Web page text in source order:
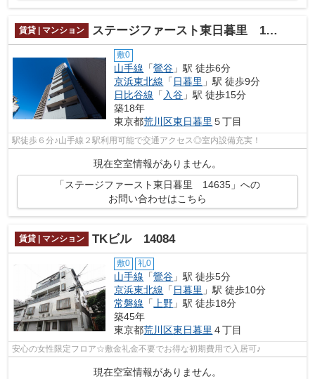
賃貸 | マンション ステージファースト東日暮里 14635
敷0
山手線 「鶯谷 」駅 徒歩6分
京浜東北線 「 日暮里 」駅 徒歩9分
日比谷線 「 入谷 」駅 徒歩15分
築18年
東京都荒川区東日暮里 ５丁目
駅徒歩６分♪山手線２駅利用可能で交通アクセス◎室内設備充実！
現在空室情報がありません。
「ステージファースト東日暮里 14635」への
お問い合わせはこちら
賃貸 | マンション TKビル 14084
敷0 礼0
山手線 「鶯谷 」駅 徒歩5分
京浜東北線 「 日暮里 」駅 徒歩10分
常磐線 「上野 」駅 徒歩18分
築45年
東京都荒川区東日暮里 ４丁目
安心の女性限定フロア☆敷金礼金不要でお得な初期費用で入居可♪
現在空室情報がありません。